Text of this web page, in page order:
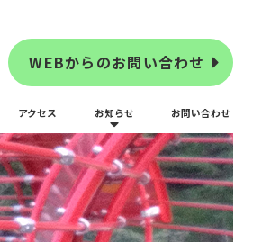
WEBからのお問い合わせ
アクセス お知らせ お問い合わせ